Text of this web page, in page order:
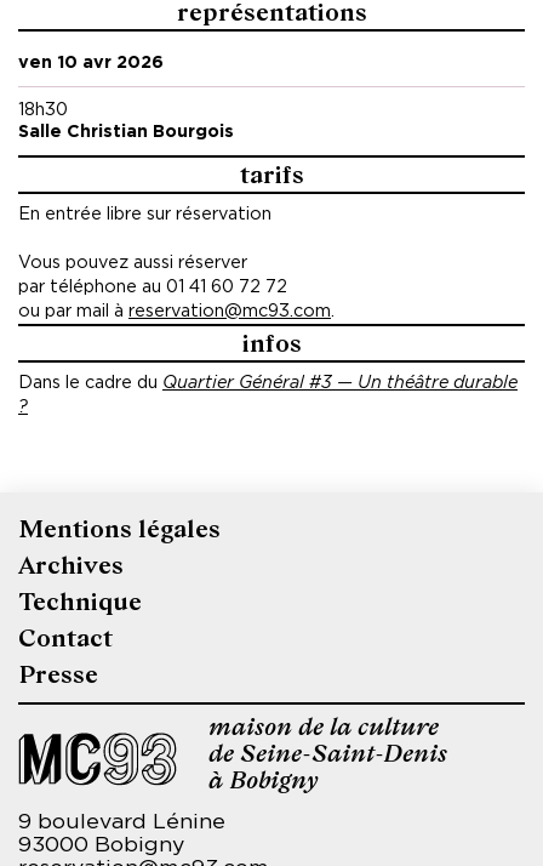
représentations
ven 10 avr 2026
18h30
Salle Christian Bourgois
tarifs
En entrée libre sur réservation
Vous pouvez aussi réserver
par téléphone au 01 41 60 72 72
ou par mail à reservation@mc93.com.
infos
Dans le cadre du Quartier Général #3 — Un théâtre durable
?
de
page
Mentions légales
Archives
Technique
Contact
Presse
maison de la culture
de Seine-Saint-Denis
à Bobigny
9 boulevard Lénine
93000 Bobigny